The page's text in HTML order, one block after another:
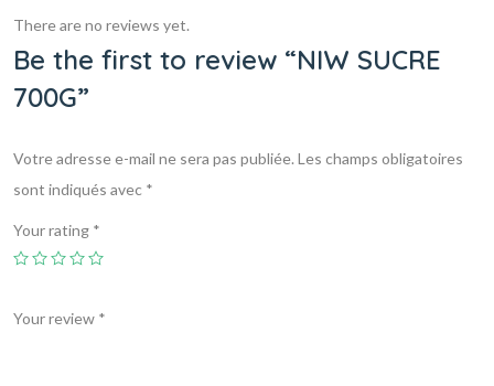
There are no reviews yet.
Be the first to review “NIW SUCRE
700G”
Votre adresse e-mail ne sera pas publiée.Les champs obligatoires
sont indiqués avec *
Your rating *
Your review *